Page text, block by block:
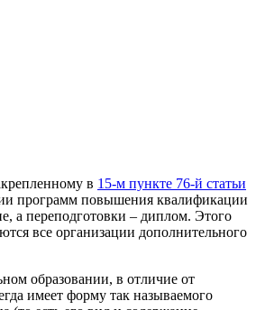
в 15-м пункте 76-й статьи
программ повышения квалификации
а переподготовки – диплом. Этого
все организации дополнительного
образовании, в отличие от
имеет форму так называемого